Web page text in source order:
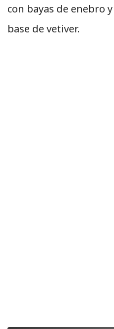
con bayas de enebro
base de vetiver.